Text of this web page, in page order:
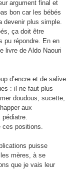
argument final et
bon car les bébés
devenir plus simple.
ça doit être
pu répondre. En en
livre de Aldo Naouri
d’encre et de salive.
: il ne faut plus
doudous, sucette,
aux
ces positions.
puisse
mères, à se
que je vais leur